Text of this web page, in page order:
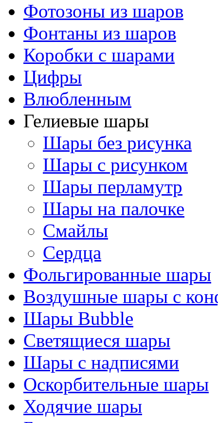
Фотозоны из шаров
Фонтаны из шаров
Коробки с шарами
Цифры
Влюбленным
Гелиевые шары
Шары без рисунка
Шары с рисунком
Шары перламутр
Шары на палочке
Смайлы
Сердца
Фольгированные шары
Воздушные шары с
Шары Bubble
Светящиеся шары
Шары с надписями
Оскорбительные шары
Ходячие шары